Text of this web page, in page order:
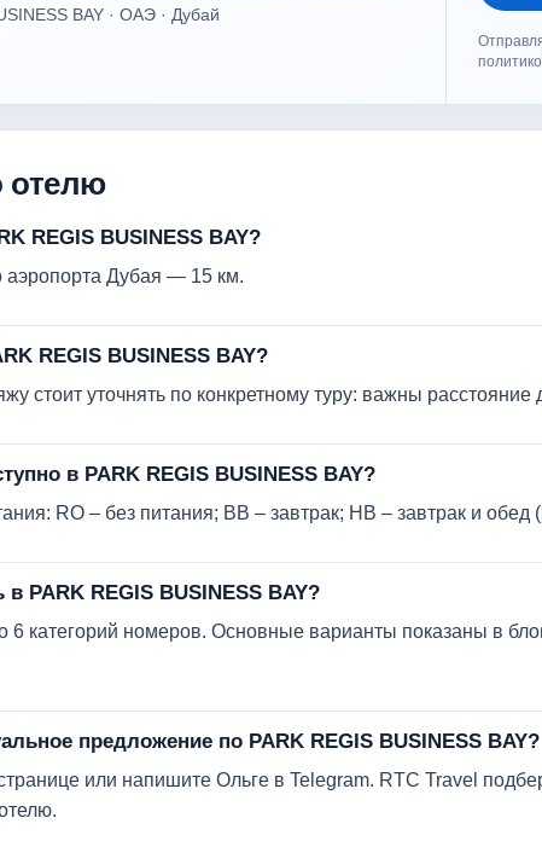
BAY · ОАЭ · Дубай
отелю
REGIS BUSINESS BAY?
Дубая — 15 км.
REGIS BUSINESS BAY?
стоит уточнять по конкретному туру: важны
в PARK REGIS BUSINESS BAY?
RO – без питания; BB – завтрак; HB – завтрак и
в PARK REGIS BUSINESS BAY?
6 категорий номеров. Основные варианты показаны в
предложение по PARK REGIS BUSINESS BAY?
или напишите Ольге в Telegram. RTC Travel